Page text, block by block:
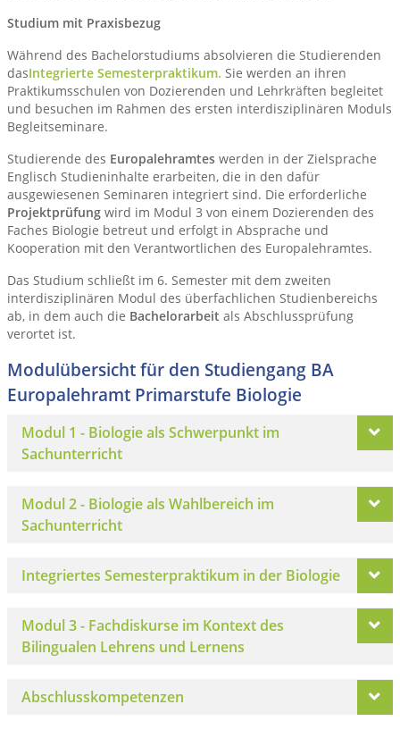
Studium mit Praxisbezug
Während des Bachelorstudiums absolvieren die Studierenden
dasIntegrierte Semesterpraktikum. Sie werden an ihren
Praktikumsschulen von Dozierenden und Lehrkräften begleitet
und besuchen im Rahmen des ersten interdisziplinären Moduls
Begleitseminare.
Studierende des Europalehramtes werden in der Zielsprache
Englisch Studieninhalte erarbeiten, die in den dafür
ausgewiesenen Seminaren integriert sind. Die erforderliche
Projektprüfung wird im Modul 3 von einem Dozierenden des
Faches Biologie betreut und erfolgt in Absprache und
Kooperation mit den Verantwortlichen des Europalehramtes.
Das Studium schließt im 6. Semester mit dem zweiten
interdisziplinären Modul des überfachlichen Studienbereichs
ab, in dem auch die Bachelorarbeit als Abschlussprüfung
verortet ist.
Modulübersicht für den Studiengang BA
Europalehramt Primarstufe Biologie
Modul 1 - Biologie als Schwerpunkt im
Sachunterricht
Modul 2 - Biologie als Wahlbereich im
Sachunterricht
Integriertes Semesterpraktikum in der Biologie
Modul 3 - Fachdiskurse im Kontext des
Bilingualen Lehrens und Lernens
Abschlusskompetenzen